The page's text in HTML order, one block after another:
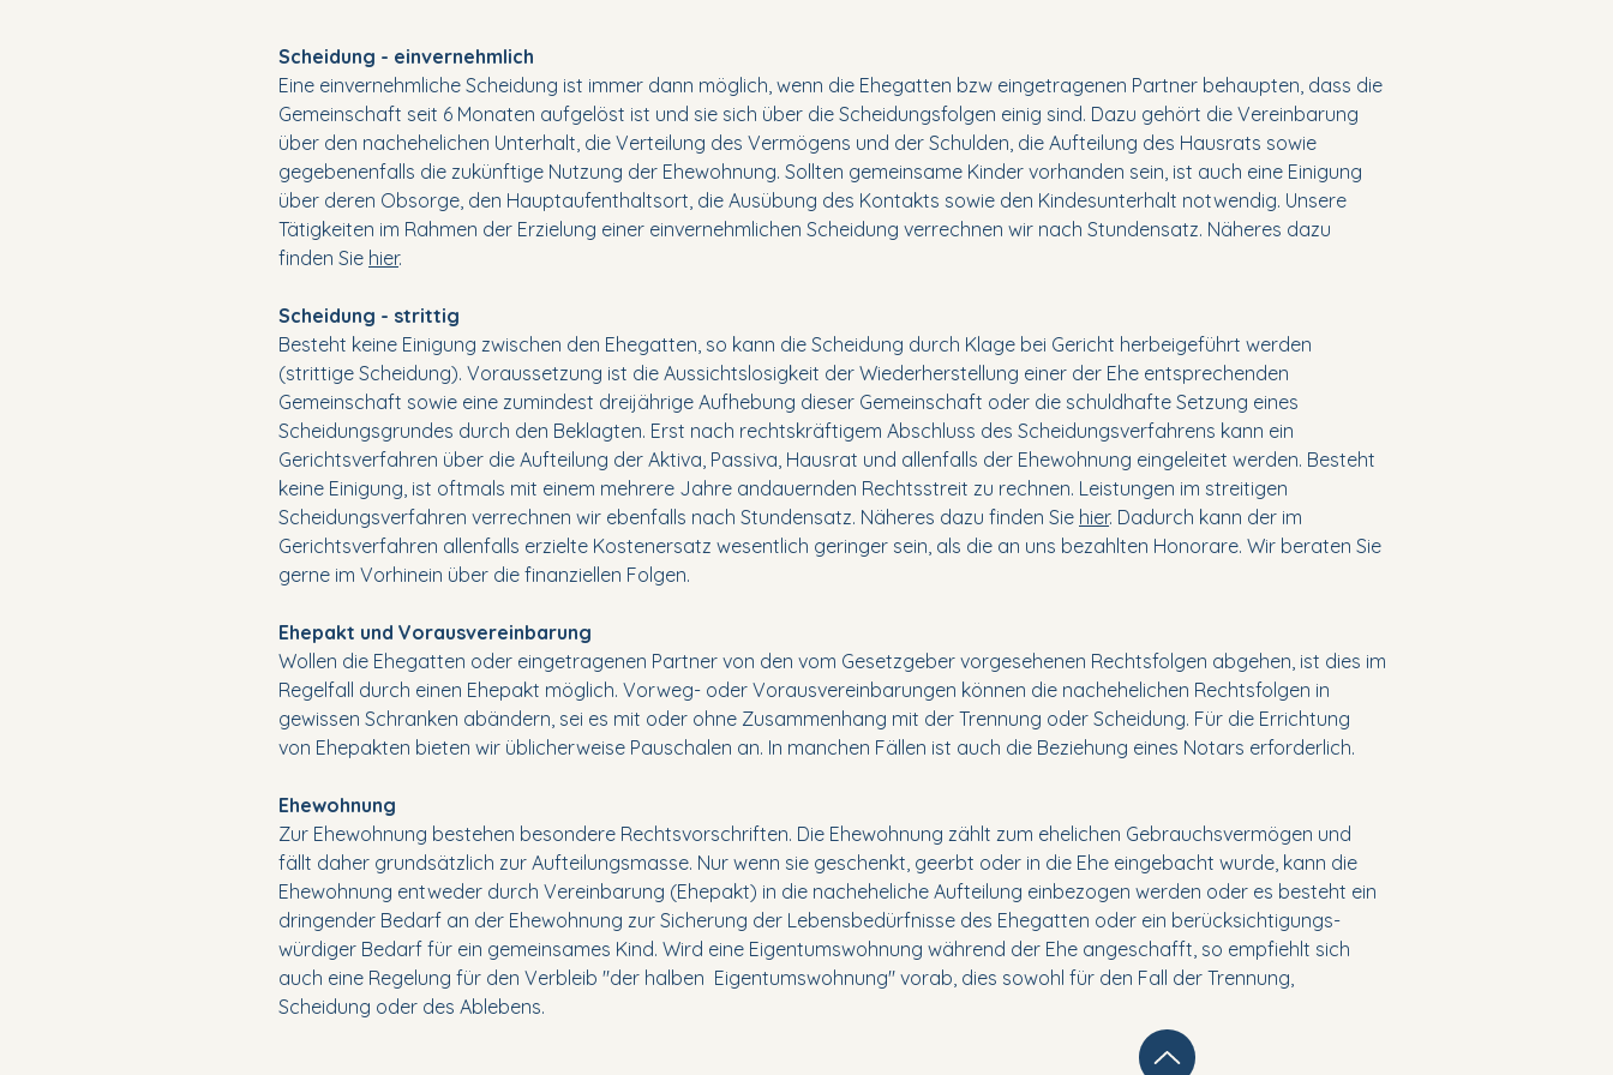
Scheidung - einvernehmlich
Eine einvernehmliche Scheidung ist immer dann möglich, wenn die Ehegatten bzw eingetragenen Partner behaupten, dass die
Gemeinschaft seit 6 Monaten aufgelöst ist und sie sich über die Scheidungsfolgen einig sind. Dazu gehört die Vereinbarung
über den nachehelichen Unterhalt, die Verteilung des Vermögens und der Schulden, die Aufteilung des Hausrats sowie
gegebenenfalls die zukünftige Nutzung der Ehewohnung. Sollten gemeinsame Kinder vorhanden sein, ist auch eine Einigung
über deren Obsorge, den Hauptaufenthaltsort, die Ausübung des Kontakts sowie den Kindesunterhalt notwendig. Unsere
Tätigkeiten im Rahmen der Erzielung einer einvernehmlichen Scheidung verrechnen wir nach Stundensatz. Näheres dazu
finden Sie hier.
Scheidung - strittig
Besteht keine Einigung zwischen den Ehegatten, so kann die Scheidung durch Klage bei Gericht herbeigeführt werden
(strittige Scheidung). Voraussetzung ist die Aussichtslosigkeit der Wiederherstellung einer der Ehe entsprechenden
Gemeinschaft sowie eine zumindest dreijährige Aufhebung dieser Gemeinschaft oder die schuldhafte Setzung eines
Scheidungsgrundes durch den Beklagten. Erst nach rechtskräftigem Abschluss des Scheidungsverfahrens kann ein
Gerichtsverfahren über die Aufteilung der Aktiva, Passiva, Hausrat und allenfalls der Ehewohnung eingeleitet werden. Besteht
keine Einigung, ist oftmals mit einem mehrere Jahre andauernden Rechtsstreit zu rechnen. Leistungen im streitigen
Scheidungsverfahren verrechnen wir ebenfalls nach Stundensatz. Näheres dazu finden Sie hier. Dadurch kann der im
Gerichtsverfahren allenfalls erzielte Kostenersatz wesentlich geringer sein, als die an uns bezahlten Honorare. Wir beraten Sie
gerne im Vorhinein über die finanziellen Folgen.
Ehepakt und Vorausvereinbarung
Wollen die Ehegatten oder eingetragenen Partner von den vom Gesetzgeber vorgesehenen Rechtsfolgen abgehen, ist dies im
Regelfall durch einen Ehepakt möglich. Vorweg- oder Vorausvereinbarungen können die nachehelichen Rechtsfolgen in
gewissen Schranken abändern, sei es mit oder ohne Zusammenhang mit der Trennung oder Scheidung. Für die Errichtung
von Ehepakten bieten wir üblicherweise Pauschalen an. In manchen Fällen ist auch die Beziehung eines Notars erforderlich.
Ehewohnung
Zur Ehewohnung bestehen besondere Rechtsvorschriften. Die Ehewohnung zählt zum ehelichen Gebrauchsvermögen und
fällt daher grundsätzlich zur Aufteilungsmasse. Nur wenn sie geschenkt, geerbt oder in die Ehe eingebacht wurde, kann die
Ehewohnung entweder durch Vereinbarung (Ehepakt) in die nacheheliche Aufteilung einbezogen werden oder es besteht ein
dringender Bedarf an der Ehewohnung zur Sicherung der Lebensbedürfnisse des Ehegatten oder ein berücksichtigungs-
würdiger Bedarf für ein gemeinsames Kind. Wird eine Eigentumswohnung während der Ehe angeschafft, so empfiehlt sich
auch eine Regelung für den Verbleib "der halben Eigentumswohnung" vorab, dies sowohl für den Fall der Trennung,
Scheidung oder des Ablebens.